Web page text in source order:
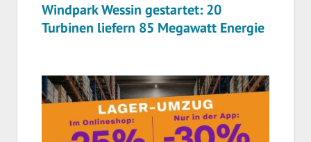
Windpark Wessin gestartet: 20
Turbinen liefern 85 Megawatt Energie